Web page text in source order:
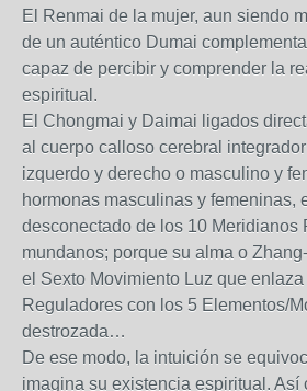
El Renmai de la mujer, aun siendo
de un auténtico Dumai
capaz de percibir y comprender la
espiritual.
El Chongmai y Daimai ligados
al cuerpo calloso cerebral
izquerdo y derecho o masculino y
hormonas masculinas y femeninas,
desconectado de los 10 Meridianos
mundanos; porque su alma o
el Sexto Movimiento Luz que
Reguladores con los 5 Elementos/
destrozada…
De ese modo, la intuición se
imagina su existencia espiritual. Así